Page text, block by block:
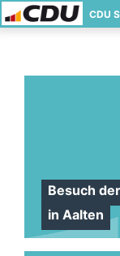
CDU
Besuch
in Aalten